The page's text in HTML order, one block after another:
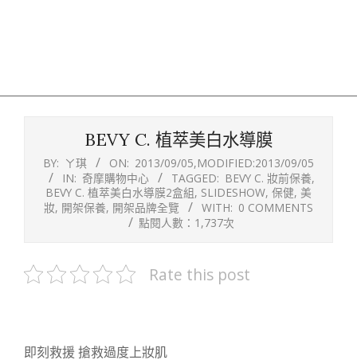
BEVY C. 植萃美白水導膜
BY: ㄚ琪 ON: 2013/09/05,MODIFIED:2013/09/05
IN: 奇摩購物中心 TAGGED: BEVY C. 妝前保養,
BEVY C. 植萃美白水導膜2盒組, SLIDESHOW, 保健, 美
妝, 開架保養, 開架品牌全覽 WITH: 0 COMMENTS
點閱人數：1,737次
Rate this post
即刻救援 搶救過度上妝肌